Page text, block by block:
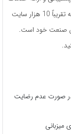
هاست و سرور شروع شد. این شرکت با ارائه خدمات به تقریباً 10 هزار سایت
پیشروان صنعت خود است.